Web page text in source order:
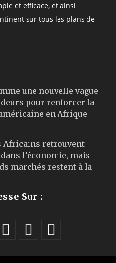
et efficace, et ainsi
sur tous les plans de
une nouvelle vague
pour renforcer la
en Afrique
Africains retrouvent
l’économie, mais
marchés restent à la
Sur :